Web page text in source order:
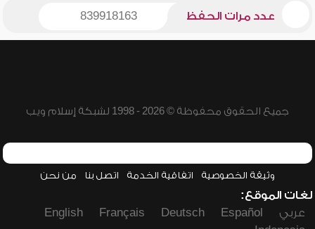
عدد مرات الحفظ 839918163
جميع الحقوق محفوظة © 2026 - 1998 لشبكة إسلام ويب
وثيقة الخصوصية اتفاقية الخدمة اتصل بنا من نحن
لغات الموقع:
عربي
Español
Deutsch
Français
English